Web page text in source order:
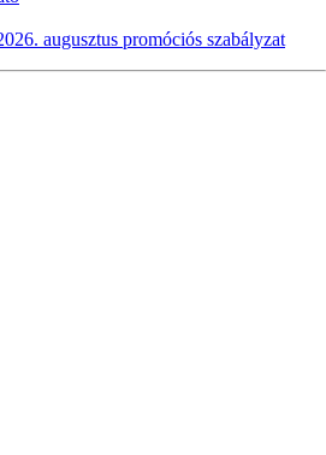
augusztus promóciós szabályzat